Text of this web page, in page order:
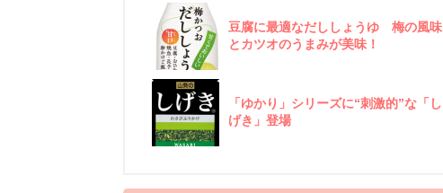
豆腐に最適なだししょうゆ 梅の風味
とカツオのうまみが美味！
「ゆかり」シリーズに“刺激的”な「し
げき」登場